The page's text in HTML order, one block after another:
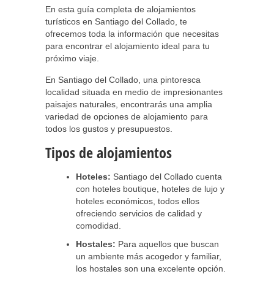
En esta guía completa de alojamientos
turísticos en Santiago del Collado, te
ofrecemos toda la información que necesitas
para encontrar el alojamiento ideal para tu
próximo viaje.
En Santiago del Collado, una pintoresca
localidad situada en medio de impresionantes
paisajes naturales, encontrarás una amplia
variedad de opciones de alojamiento para
todos los gustos y presupuestos.
Tipos de alojamientos
Hoteles: Santiago del Collado cuenta
con hoteles boutique, hoteles de lujo y
hoteles económicos, todos ellos
ofreciendo servicios de calidad y
comodidad.
Hostales: Para aquellos que buscan
un ambiente más acogedor y familiar,
los hostales son una excelente opción.